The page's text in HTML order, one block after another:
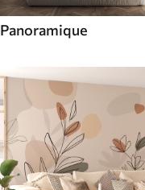
Panoramique